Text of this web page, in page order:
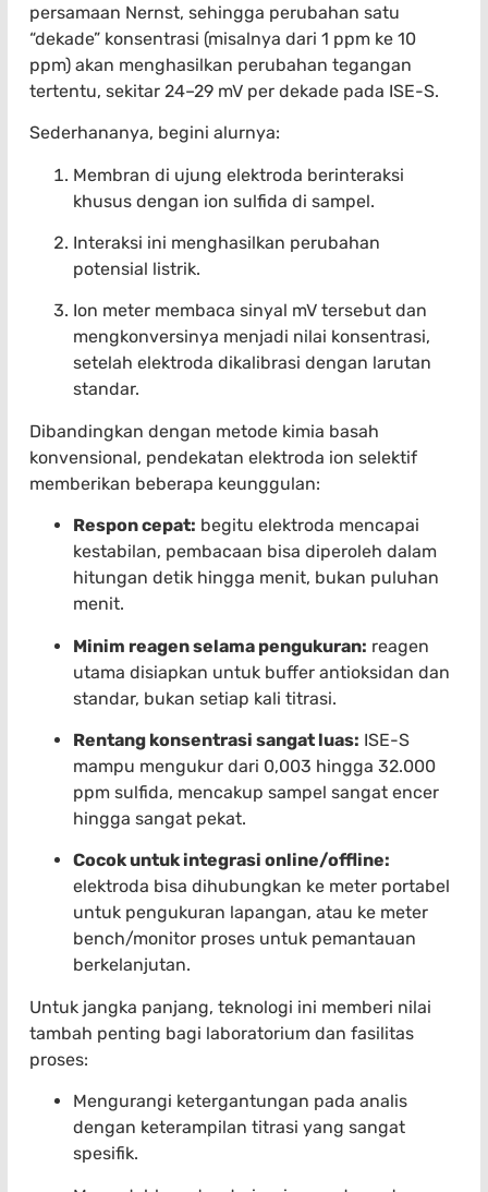
persamaan Nernst, sehingga perubahan satu
“dekade” konsentrasi (misalnya dari 1 ppm ke 10
ppm) akan menghasilkan perubahan tegangan
tertentu, sekitar 24–29 mV per dekade pada ISE-S.
Sederhananya, begini alurnya:
Membran di ujung elektroda berinteraksi
khusus dengan ion sulfida di sampel.
Interaksi ini menghasilkan perubahan
potensial listrik.
Ion meter membaca sinyal mV tersebut dan
mengkonversinya menjadi nilai konsentrasi,
setelah elektroda dikalibrasi dengan larutan
standar.
Dibandingkan dengan metode kimia basah
konvensional, pendekatan elektroda ion selektif
memberikan beberapa keunggulan:
Respon cepat: begitu elektroda mencapai
kestabilan, pembacaan bisa diperoleh dalam
hitungan detik hingga menit, bukan puluhan
menit.
Minim reagen selama pengukuran: reagen
utama disiapkan untuk buffer antioksidan dan
standar, bukan setiap kali titrasi.
Rentang konsentrasi sangat luas: ISE-S
mampu mengukur dari 0,003 hingga 32.000
ppm sulfida, mencakup sampel sangat encer
hingga sangat pekat.
Cocok untuk integrasi online/offline:
elektroda bisa dihubungkan ke meter portabel
untuk pengukuran lapangan, atau ke meter
bench/monitor proses untuk pemantauan
berkelanjutan.
Untuk jangka panjang, teknologi ini memberi nilai
tambah penting bagi laboratorium dan fasilitas
proses:
Mengurangi ketergantungan pada analis
dengan keterampilan titrasi yang sangat
spesifik.